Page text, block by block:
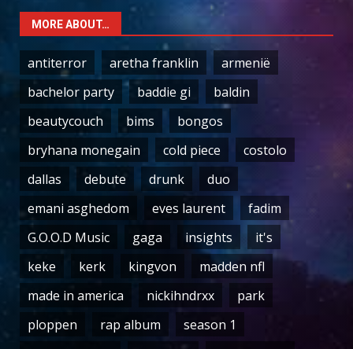
MORE ABOUT…
antiterror aretha franklin
armenië
bachelor party
baddie gi
baldin
beautycouch
bims
bongos
bryhana monegain
cold piece
costolo
dallas
debute drunk
duo
emani asghedom
eves laurent
fadim
G.O.O.D Music
gaga insights
it's
keke
kerk kingvon
madden nfl
made in america
nickihndrxx
park
ploppen
rap album
season 1